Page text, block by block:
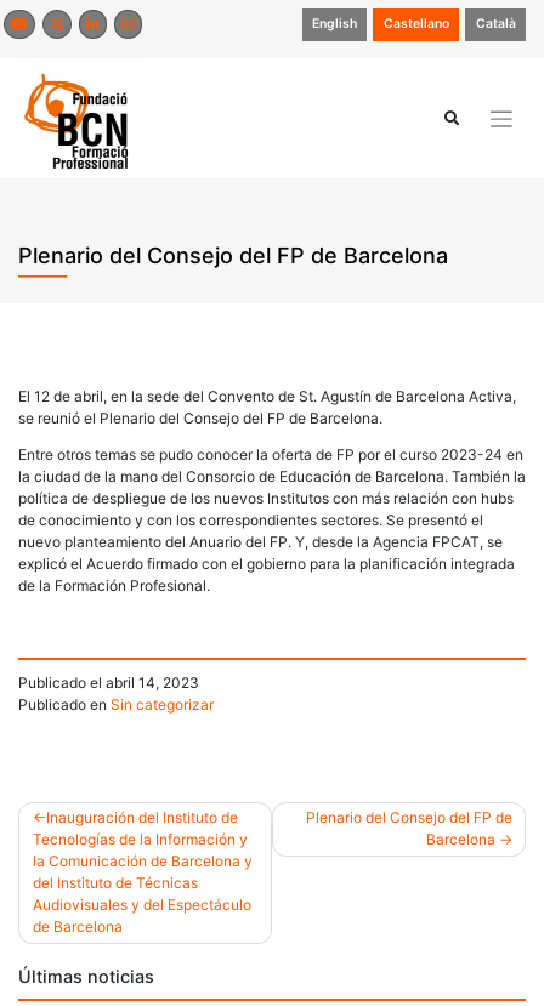
Saltar
al
English Castellano Català
Plenario del Consejo del FP de Barcelona
El 12 de abril, en la sede del Convento de St. Agustín de Barcelona Activa,
se reunió el Plenario del Consejo del FP de Barcelona.
Entre otros temas se pudo conocer la oferta de FP por el curso 2023-24 en
la ciudad de la mano del Consorcio de Educación de Barcelona. También la
política de despliegue de los nuevos Institutos con más relación con hubs
de conocimiento y con los correspondientes sectores. Se presentó el
nuevo planteamiento del Anuario del FP. Y, desde la Agencia FPCAT, se
explicó el Acuerdo firmado con el gobierno para la planificación integrada
de la Formación Profesional.
Publicado el abril 14, 2023
Publicado en Sin categorizar
Navegación
de
entradas
Inauguración del Instituto de
Tecnologías de la Información y
la Comunicación de Barcelona y
del Instituto de Técnicas
Audiovisuales y del Espectáculo
de Barcelona
Plenario del Consejo del FP de
Barcelona
Últimas noticias